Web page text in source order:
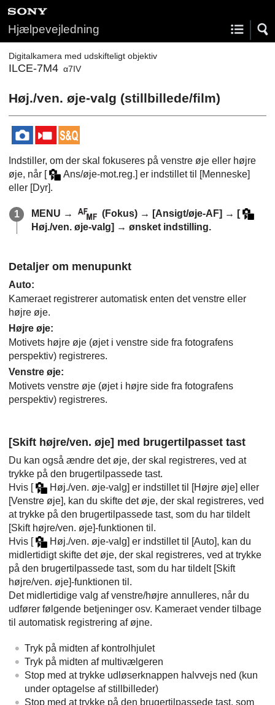
Hjælpevejledning
Digitalkamera med udskifteligt objektiv
ILCE-7M4 α7IV
Høj./ven. øje-valg (stillbillede/film)
Indstiller, om der skal fokuseres på venstre øje eller højre
øje, når [ Ans/øje-mot.reg.] er indstillet til
[Menneske]
eller [Dyr].
MENU → (Fokus) → [Ansigt/øje-AF] → [
Høj./ven. øje-valg] → ønsket indstilling.
Detaljer om menupunkt
Auto:
Kameraet registrerer automatisk enten det venstre eller
højre øje.
Højre øje:
Motivets højre øje (øjet i venstre side fra fotografens
perspektiv) registreres.
Venstre øje:
Motivets venstre øje (øjet i højre side fra fotografens
perspektiv) registreres.
[Skift højre/ven. øje] med brugertilpasset tast
Du kan også ændre det øje, der skal registreres, ved at
trykke på den brugertilpassede tast.
Hvis [ Høj./ven. øje-valg] er indstillet til [Højre øje] eller
[Venstre øje], kan du skifte det øje, der skal registreres, ved
at trykke på den brugertilpassede tast, som du har tildelt
[Skift højre/ven. øje]-funktionen til.
Hvis [ Høj./ven. øje-valg] er indstillet til [Auto], kan du
midlertidigt skifte det øje, der skal registreres, ved at trykke
på den brugertilpassede tast, som du har tildelt [Skift
højre/ven. øje]-funktionen til.
Det midlertidige valg af venstre/højre annulleres, når du
udfører følgende betjeninger osv. Kameraet vender tilbage
til automatisk registrering af øjne.
Tryk på midten af kontrolhjulet
Tryk på midten af multivælgeren
Stop med at trykke udløserknappen halvvejs ned (kun
under optagelse af stillbilleder)
Stop med at trykke på den brugertilpassede tast, som